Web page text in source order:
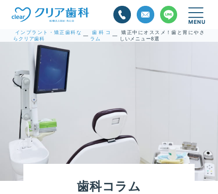
インプラント・矯正歯科な
らクリア歯科
—
歯科コ
ラム
—
矯正中にオススメ！歯と胃にやさ
しいメニュー8選
歯科コラム